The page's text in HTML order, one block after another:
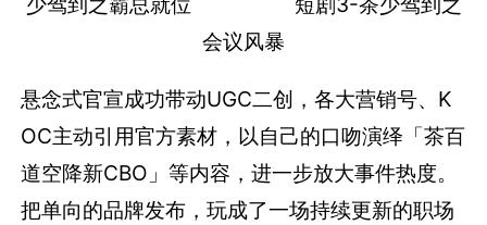
会议风暴
悬念式官宣成功带动UGC二创，各大营销号、K
OC主动引用官方素材，以自己的口吻演绎「茶百
道空降新CBO」等内容，进一步放大事件热度。
把单向的品牌发布，玩成了一场持续更新的职场